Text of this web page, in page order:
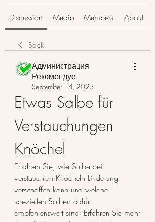
Discussion Media Members About
Back
Администрация
Рекомендует
September 14, 2023
Etwas Salbe für
Verstauchungen
Knöchel
Erfahren Sie, wie Salbe bei
verstauchten Knöcheln Linderung
verschaffen kann und welche
speziellen Salben dafür
empfehlenswert sind. Erfahren Sie mehr